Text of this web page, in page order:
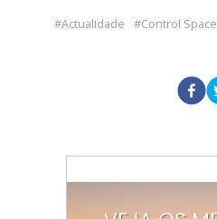
Actualidade Control Space